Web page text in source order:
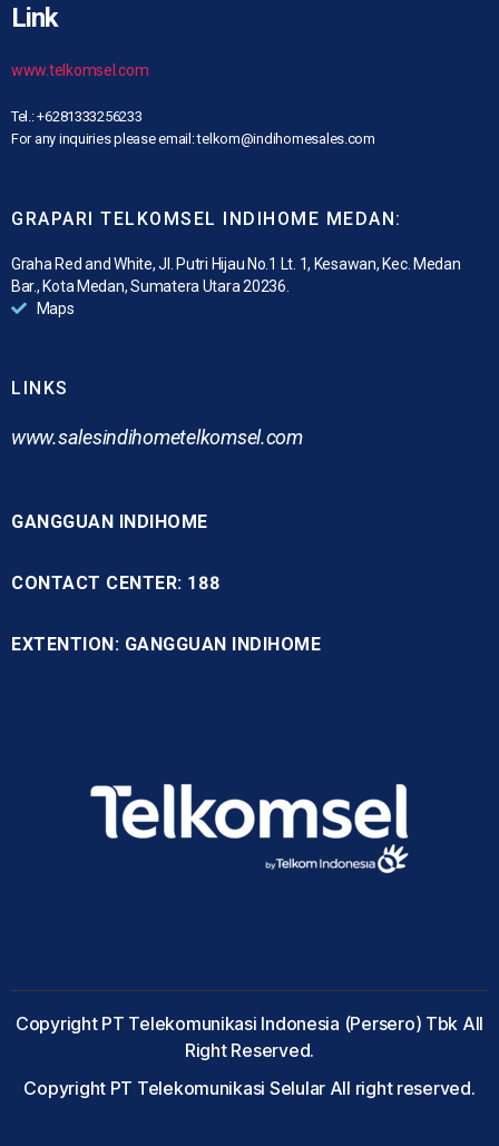
Link
www.telkomsel.com
Tel.: +6281333256233
For any inquiries please email: telkom@indihomesales.com
GRAPARI TELKOMSEL INDIHOME MEDAN:
Graha Red and White, Jl. Putri Hijau No.1 Lt. 1, Kesawan, Kec. Medan
Bar., Kota Medan, Sumatera Utara 20236.
Maps
LINKS
www.salesindihometelkomsel.com
GANGGUAN INDIHOME
CONTACT CENTER: 188
EXTENTION: GANGGUAN INDIHOME
Copyright PT Telekomunikasi Indonesia (Persero) Tbk All
Right Reserved.
Copyright PT Telekomunikasi Selular All right reserved.